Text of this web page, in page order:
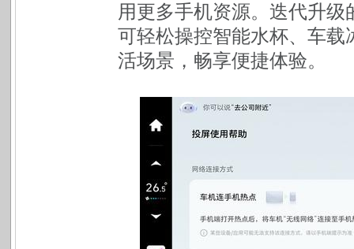
用更多手机资源。迭代升
可轻松操控智能水杯、车
活场景，畅享便捷体验。